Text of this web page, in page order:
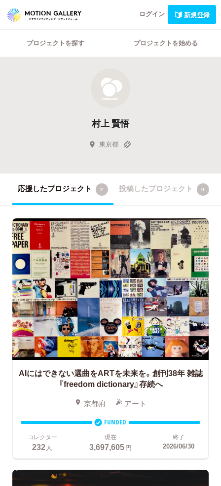
ログイン 新規登録
プロジェクトを探す プロジェクトを始める
村上 賢悟
東京都
応援したプロジェクト 2 投稿したプロジェクト 0
AIにはできない選曲をARTを未来を。創刊38年 雑誌
『freedom dictionary』存続へ
京都府 アート
FUNDED
コレクター
232 人
現在
3,697,605円
終了
2026/06/30